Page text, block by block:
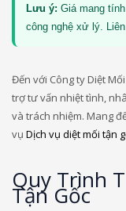
Lưu ý: Giá mang
công nghệ xử lý.
Đến với Công ty Diệt
trợ tư vấn nhiệt tình,
và trách nhiệm. Mang
vụ Dịch vụ diệt mối tận
Quy Trình
Tận Gốc